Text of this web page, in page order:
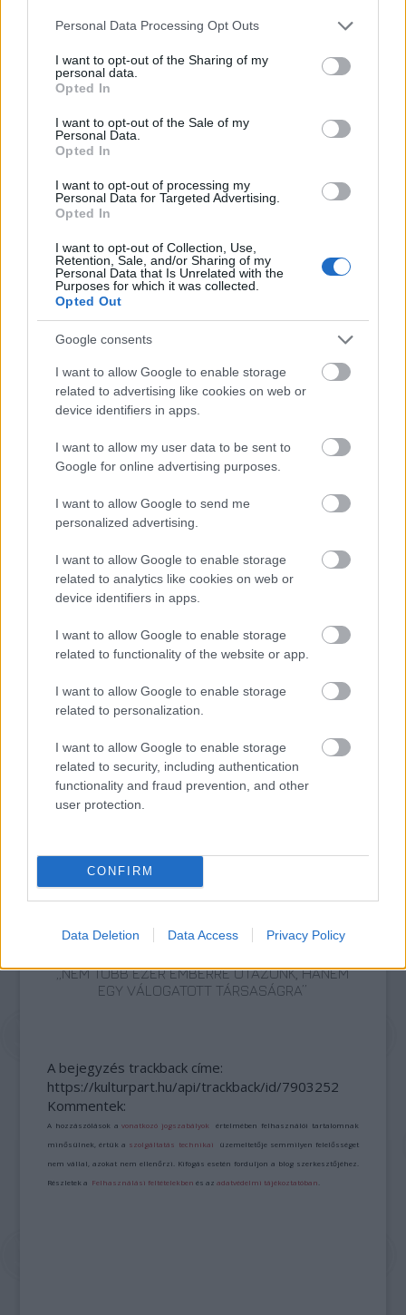
Please note that this website/app uses one or more Google
not limited to your visit or usage behaviour. You may click to
grant or deny consent to Google and its third-party tags to
use your data for below specified purposes in below Google
consent section.
Personal Data Processing Opt Outs
I want to opt-out of the Sharing of my
personal data.
Opted In
I want to opt-out of the Sale of my
Personal Data.
Opted In
I want to opt-out of processing my
Personal Data for Targeted Advertising.
Opted In
I want to opt-out of Collection, Use,
Retention, Sale, and/or Sharing of my
Personal Data that Is Unrelated with the
Purposes for which it was collected.
Opted Out
Google consents
I want to allow Google to enable storage
related to advertising like cookies on web or
device identifiers in apps.
I want to allow my user data to be sent to
Google for online advertising purposes.
I want to allow Google to send me
personalized advertising.
I want to allow Google to enable storage
related to analytics like cookies on web or
device identifiers in apps.
I want to allow Google to enable storage
related to functionality of the website or app.
I want to allow Google to enable storage
related to personalization.
I want to allow Google to enable storage
related to security, including authentication
functionality and fraud prevention, and other
user protection.
CONFIRM
Data Deletion Data Access Privacy Policy
Az aktuálpolitikán kívül az alkotó a sok
helyütt fellelhető közönyt is említésre méltó
problémának tartja, ezt a felé nyújtott kezet
el nem fogadó férfi, és az idős nőnek
helyüket át nem adó pár képében formázta
meg.
Wilcox előszeretettel nyúl olyan témákhoz,
amelyek a hétköznapi banalitásokban
fellelhető abszurd és meglepő dolgokkal
honlapjánlehet megtekinteni, hasonló
lelkületű problémákkal foglalkoznak. Ez a
mindenképpen megismerésre méltóvá teszi a
dizájner alkotásait, amelyek nem titkolt célja
elsősorban a gondolkodtatás.
Politika Szobrászat Képző
„NEM TÖBB EZER EMBERRE UTAZUNK, HANEM
EGY VÁLOGATOTT TÁRSASÁGRA”
A bejegyzés trackback címe:
https://kulturpart.hu/api/trackback/id/7903252
Kommentek:
A hozzászólások avonatkozó jogszabályok értelmében felhasználói tartalomnak
minősülnek, értük a szolgáltatás technikai üzemeltetője semmilyen felelősséget
nem vállal, azokat nem ellenőrzi. Kifogás esetén forduljon a blog szerkesztőjéhez.
Részletek a Felhasználási feltételekben és azadatvédelmi tájékoztatóban